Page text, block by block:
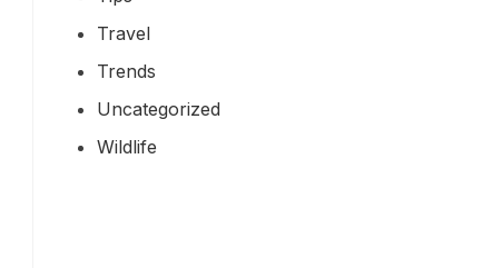
Travel
Trends
Uncategorized
Wildlife